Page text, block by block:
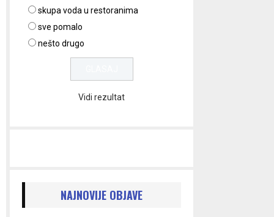
skupa voda u restoranima
sve pomalo
nešto drugo
Vidi rezultat
NAJNOVIJE OBJAVE